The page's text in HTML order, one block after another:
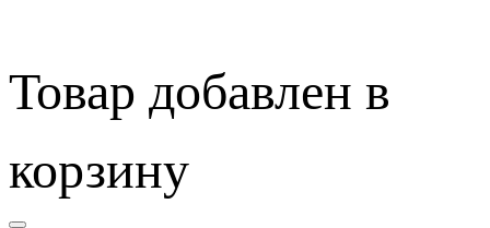
Товар добавлен в
корзину